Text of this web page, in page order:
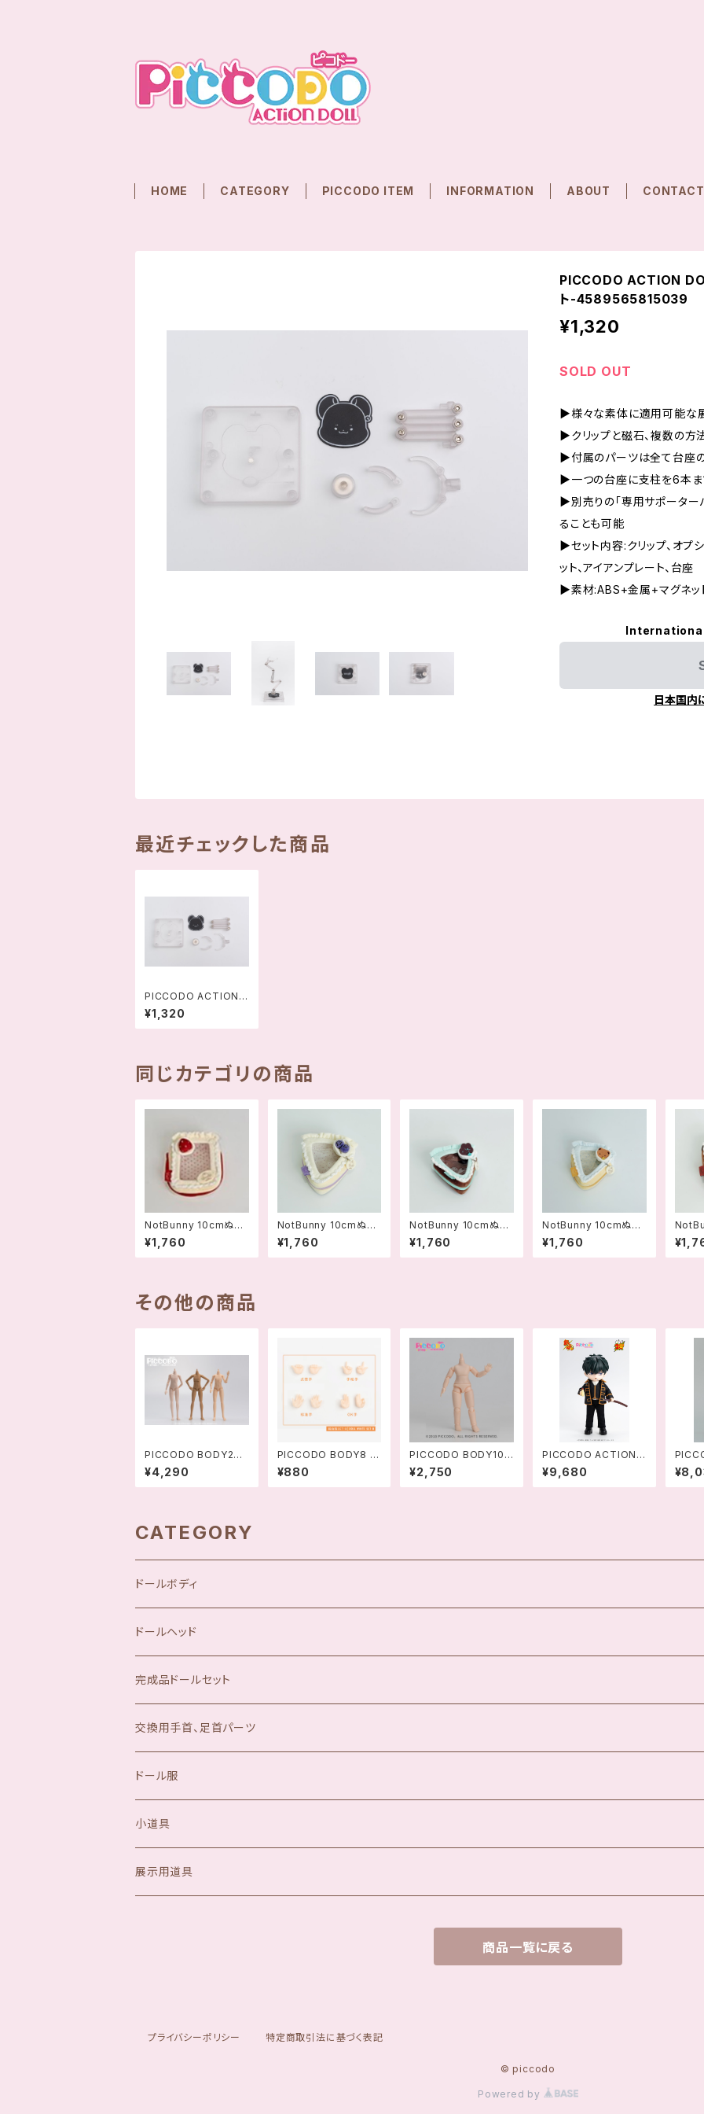
HOME CATEGORY PICCODO ITEM INFORMATION ABOUT CONTACT
PICCODO ACTION
ト-4589565815039
¥1,320
SOLD OUT
▶︎様々な素体に適用可能な展
▶︎クリップと磁石、複数の方
▶︎付属のパーツは全て台座
▶︎一つの台座に支柱を6本
▶︎別売りの「専用サポーター
ることも可能
▶︎セット内容:クリップ、オプ
ット、アイアンプレート、台座
▶︎素材:ABS+金属+マグネッ
日本国内
最近チェックした商品
PICCODO ACTION
DOLL 多機能スタンド
セット-45895658150
39
¥1,320
同じカテゴリの商品
NotBunny 10cmぬい
ぐるみポーチ(角形-イチ
ゴ) - 697830157053
6
¥1,760
NotBunny 10cmぬい
ぐるみポーチ 三角形 ブ
ルーベリー - 697830
1570550
¥1,760
NotBunny 10cmぬい
ぐるみポーチ 三角形 チ
ョコミント - 6978301
570574
¥1,760
NotBunny 10cmぬい
ぐるみポーチ 三角形 シ
ーソルト - 69783015
70543
¥1,760
ぐる
ュヴ
その他の商品
PICCODO BODY20
ドールボディ
¥4,290
PICCODO BODY8 P
LUS専用 交換用手首セ
ットB
¥880
PICCODO BODY10
デフォルメドールボディ
VER.2.0
¥2,750
PICCODO ACTION
DOLL 銀魂 土方十四
郎 デフォルメドール - 4
589565820316
¥9,680
DOLL
川洋
ル-
CATEGORY
ドールボディ
ドールヘッド
完成品ドールセット
交換用手首、足首パーツ
ドール服
小道具
展示用道具
商品一覧に戻る
プライバシーポリシー 特定商取引法に基づく表記
© piccodo
Powered by